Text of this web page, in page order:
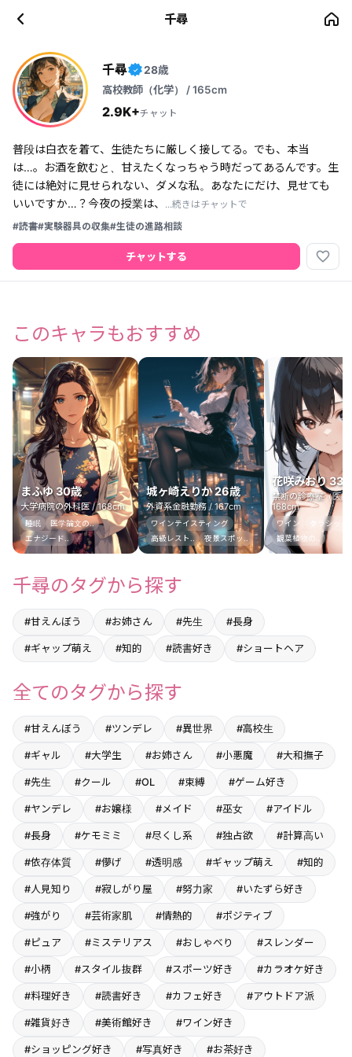
千尋
千尋 ✓
28歳
高校教師（化学） / 165cm
2.9K+チャット
普段は白衣を着て、生徒たちに厳しく接してる。でも、本当
は…。お酒を飲むと、甘えたくなっちゃう時だってあるんです。生
徒には絶対に見せられない、ダメな私。あなたにだけ、見せても
いいですか…？今夜の授業は、
...続きはチャットで
#読書#実験器具の収集#生徒の進路相談
チャットする favorite_border
このキャラもおすすめ
まふゆ 30歳
大学病院の外科医 / 168cm
睡眠
医学論文の..
エナジード..
城ヶ崎えりか 26歳
外資系金融勤務 / 167cm
ワインテイスティング
高級レスト..
夜景スポッ..
花咲みおり 33
禁断の診療室（医
168cm
ワイン
クラシック
観葉植物の..
千尋のタグから探す
#甘えんぼう #お姉さん #先生 #長身
#ギャップ萌え #知的 #読書好き #ショートヘア
全てのタグから探す
#甘えんぼう #ツンデレ #異世界 #高校生
#ギャル #大学生 #お姉さん #小悪魔 #大和撫子
#先生 #クール #OL #束縛 #ゲーム好き
#ヤンデレ #お嬢様 #メイド #巫女 #アイドル
#長身 #ケモミミ #尽くし系 #独占欲 #計算高い
#依存体質 #儚げ #透明感 #ギャップ萌え #知的
#人見知り #寂しがり屋 #努力家 #いたずら好き
#強がり #芸術家肌 #情熱的 #ポジティブ
#ピュア #ミステリアス #おしゃべり #スレンダー
#小柄 #スタイル抜群 #スポーツ好き #カラオケ好き
#料理好き #読書好き #カフェ好き #アウトドア派
#雑貨好き #美術館好き #ワイン好き
#ショッピング好き #写真好き #お茶好き